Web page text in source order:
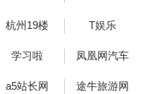
杭州19楼 T娱乐
学习啦 凤凰网汽车
a5站长网 途牛旅游网